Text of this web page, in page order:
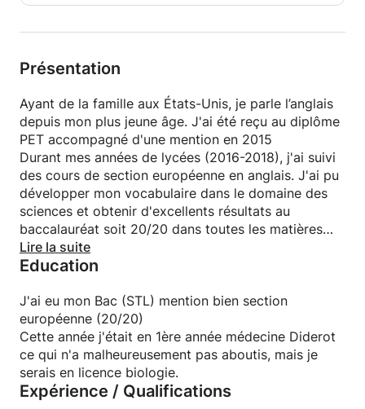
Présentation
Ayant de la famille aux États-Unis, je parle l’anglais
depuis mon plus jeune âge. J'ai été reçu au diplôme
PET accompagné d'une mention en 2015
Durant mes années de lycées (2016-2018), j'ai suivi
des cours de section européenne en anglais. J'ai pu
développer mon vocabulaire dans le domaine des
sciences et obtenir d'excellents résultats au
baccalauréat soit 20/20 dans toutes les matières
liées à l'anglais.
Je suis très intéressée par la culture anglo-saxonne
peux travailler sur des chansons, des films, des
livres, etc, en fonction des besoins de chacun.
Je peut être amenée à donner des devoirs.
Je suis persévérante et je suis sure de trouver une
solution à vos problèmes lors de l’apprentissage.
J'adore les 7 arts, le voyage et la science. Je suis
Lire la suite
Education
J'ai eu mon Bac (STL) mention bien section
européenne (20/20)
Cette année j'était en 1ère année médecine Diderot
ce qui n'a malheureusement pas aboutis, mais je
serais en licence biologie.
Expérience / Qualifications